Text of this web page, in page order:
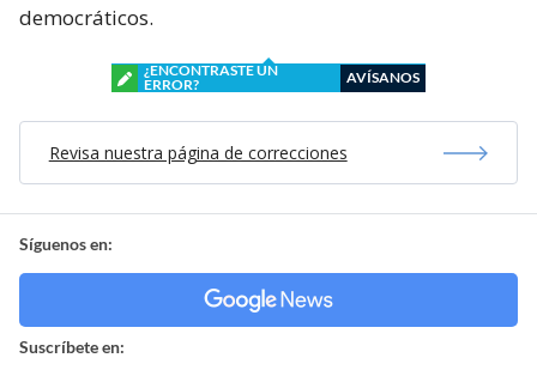
democráticos.
¿ENCONTRASTE UN
ERROR?
AVÍSANOS
Revisa nuestra página de correcciones
Síguenos en:
Suscríbete en: